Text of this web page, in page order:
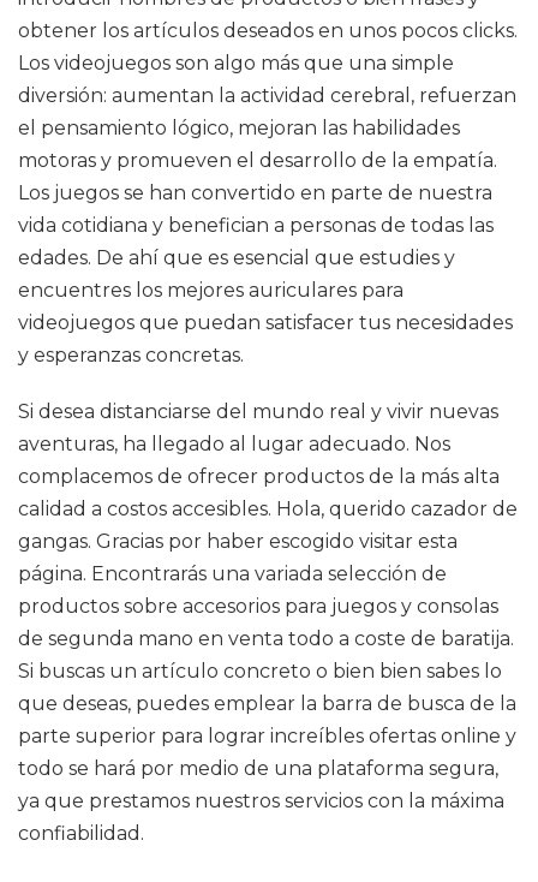
obtener los artículos deseados en unos pocos clicks.
Los videojuegos son algo más que una simple
diversión: aumentan la actividad cerebral, refuerzan
el pensamiento lógico, mejoran las habilidades
motoras y promueven el desarrollo de la empatía.
Los juegos se han convertido en parte de nuestra
vida cotidiana y benefician a personas de todas las
edades. De ahí que es esencial que estudies y
encuentres los mejores auriculares para
videojuegos que puedan satisfacer tus necesidades
y esperanzas concretas.
Si desea distanciarse del mundo real y vivir nuevas
aventuras, ha llegado al lugar adecuado. Nos
complacemos de ofrecer productos de la más alta
calidad a costos accesibles. Hola, querido cazador de
gangas. Gracias por haber escogido visitar esta
página. Encontrarás una variada selección de
productos sobre accesorios para juegos y consolas
de segunda mano en venta todo a coste de baratija.
Si buscas un artículo concreto o bien bien sabes lo
que deseas, puedes emplear la barra de busca de la
parte superior para lograr increíbles ofertas online y
todo se hará por medio de una plataforma segura,
ya que prestamos nuestros servicios con la máxima
confiabilidad.